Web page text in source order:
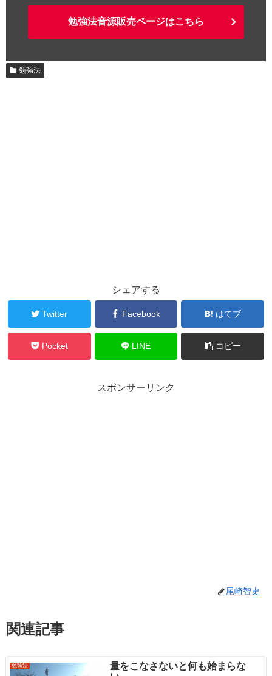
勉強法音源販売ページはこちら
勉強法
シェアする
Twitter Facebook はてブ
Pocket LINE コピー
スポンサーリンク
尾崎智史
関連記事
勉強法
量をこなさないと何も始まらな